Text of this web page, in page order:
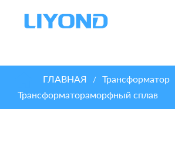
ГЛАВНАЯ / Трансформатор
Трансформатораморфный сплав